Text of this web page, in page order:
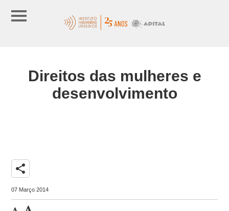
Direitos das mulheres e
desenvolvimento
share
07 Março 2014